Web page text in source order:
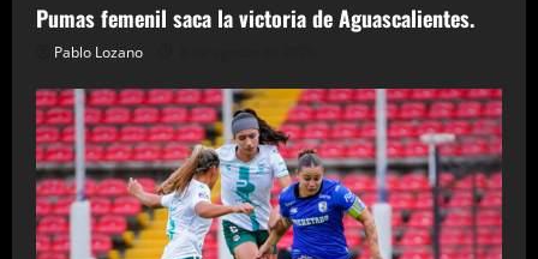
Pumas femenil saca la victoria de Aguascalientes.
Pablo Lozano